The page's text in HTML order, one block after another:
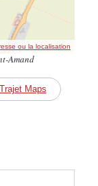
ou la localisation
Amand
Trajet Maps